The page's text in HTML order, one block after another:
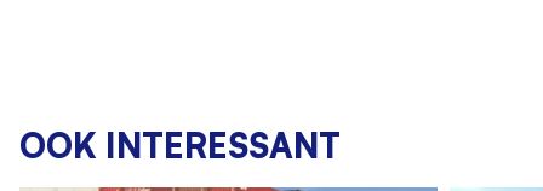
OOK INTERESSANT